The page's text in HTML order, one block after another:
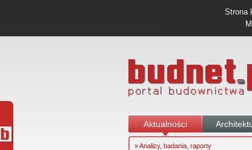
Strona
Aktualności
» Analizy, badania, raporty